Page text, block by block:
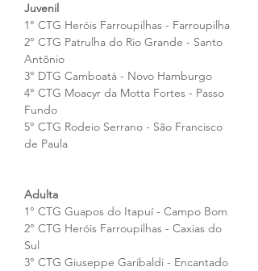
Juvenil
1° CTG Heróis Farroupilhas - Farroupilha
2° CTG Patrulha do Rio Grande - Santo
Antônio
3° DTG Camboatá - Novo Hamburgo
4° CTG Moacyr da Motta Fortes - Passo
Fundo
5° CTG Rodeio Serrano - São Francisco
de Paula
Adulta
1° CTG Guapos do Itapuí - Campo Bom
2° CTG Heróis Farroupilhas - Caxias do
Sul
3° CTG Giuseppe Garibaldi - Encantado